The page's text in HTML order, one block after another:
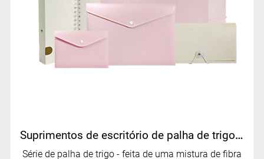
Suprimentos de escritório de palha de trigo ecológicos | Artigos de papelaria de fibra natural por Mifia
Série de palha de trigo - feita de uma mistura de fibra